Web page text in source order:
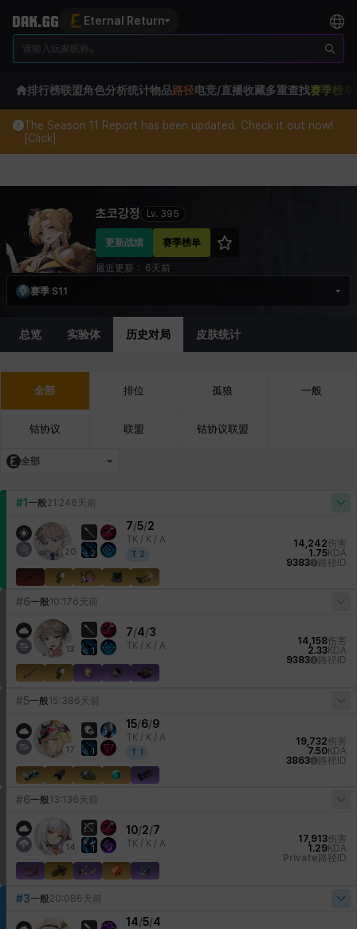
Eternal Return
排行榜联盟角色分析统计物品路径电竞/直播收藏多重查找赛季榜单
The Season 11 Report has been updated. Check it out now!
[Click]
초코강정
Lv. 395
更新战绩 赛季榜单
最近更新： 6天前
赛季 S11
总览 实验体 历史对局 皮肤统计
全部 排位 孤狼 一般
钴协议 联盟 钴协议联盟
全部
#1 一般21:246天前
20 2
7/5/2
TK / K / A
T 2
14,242伤害
1.75KDA
9383
路径ID
#6一般10:176天前
13 1
7/4/3
TK / K / A 14,158伤害
2.33KDA
9383
路径ID
#5一般15:386天前
17 1
15/6/9
TK / K / A
T 1
19,732伤害
7.50KDA
3863
路径ID
#6一般13:136天前
14 1
10/2/7
TK / K / A 17,913伤害
1.29KDA
Private 路径ID
#3一般20:086天前
14/5/4